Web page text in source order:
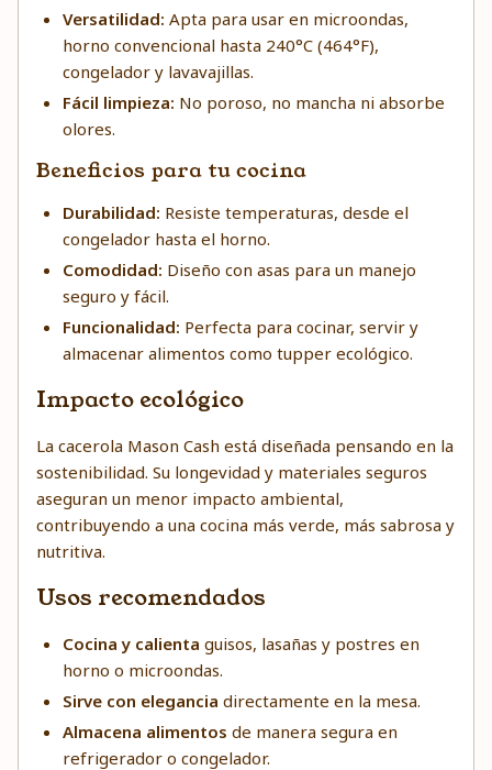
Versatilidad: Apta para usar en microondas,
horno convencional hasta 240°C (464°F),
congelador y lavavajillas.
Fácil limpieza: No poroso, no mancha ni absorbe
olores.
Beneficios para tu cocina
Durabilidad: Resiste temperaturas, desde el
congelador hasta el horno.
Comodidad: Diseño con asas para un manejo
seguro y fácil.
Funcionalidad: Perfecta para cocinar, servir y
almacenar alimentos como tupper ecológico.
Impacto ecológico
La cacerola Mason Cash está diseñada pensando en la
sostenibilidad. Su longevidad y materiales seguros
aseguran un menor impacto ambiental,
contribuyendo a una cocina más verde, más sabrosa y
nutritiva.
Usos recomendados
Cocina y calienta guisos, lasañas y postres en
horno o microondas.
Sirve con elegancia directamente en la mesa.
Almacena alimentos de manera segura en
refrigerador o congelador.